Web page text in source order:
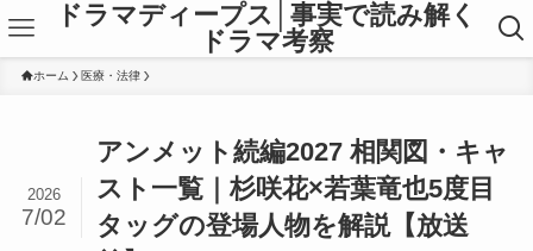
ドラマディープス│事実で読み解く
ドラマ考察
ホーム 医療・法律
アンメット続編2027 相関図・キャ
スト一覧｜杉咲花×若葉竜也5度目
タッグの登場人物を解説【放送
2026
7/02